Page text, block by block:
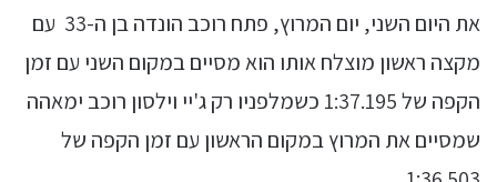
את היום השני, יום המרוץ, פתח רוכב הונדה בן ה-33 עם
מקצה ראשון מוצלח אותו הוא מסיים במקום השני עם זמן
הקפה של 1:37.195 כשמלפניו רק ג'יי וילסון רוכב ימאהה
שמסיים את המרוץ במקום הראשון עם זמן הקפה של